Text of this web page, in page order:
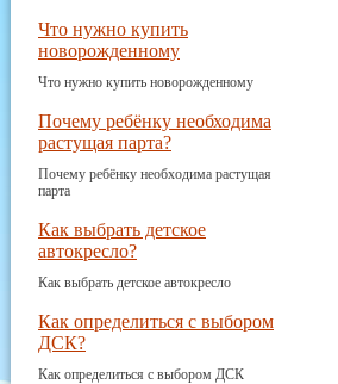
Что нужно купить
новорожденному
Что нужно купить новорожденному
Почему ребёнку необходима
растущая парта?
Почему ребёнку необходима растущая
парта
Как выбрать детское
автокресло?
Как выбрать детское автокресло
Как определиться с выбором
ДСК?
Как определиться с выбором ДСК